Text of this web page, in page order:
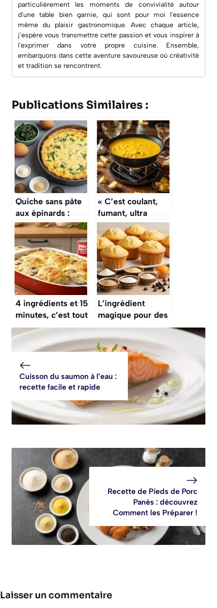
particulièrement les moments de convivialité autour
d'une table bien garnie, qui sont pour moi l'essence
même du plaisir gastronomique. Avec chaque article,
j'espère vous transmettre cette passion et vous inspirer à
l'exprimer dans votre propre cuisine. Ensemble,
embarquons dans cette aventure savoureuse où créativité
et tradition se rencontrent.
Publications Similaires :
Quiche sans pâte
aux épinards :
recette ultra
simple
« C’est coulant,
fumant, ultra
réconfortant » : la
recette de fondue
savoyarde de
Cyril Lignac à
tester absolument
ce mois-ci
4 ingrédients et 15
minutes, c’est tout
ce qu’il vous faut
pour ce gratin de
ravioles aux
champignons
ultra-réconfortant
L’ingrédient
magique pour des
muffins
américains qui
restent ultra-
moelleux pendant
plusieurs jours
Cuisson du saumon à l’eau :
recette facile et rapide
Recette de Pieds de Porc
Panés : découvrez
Comment les Préparer !
Laisser un commentaire